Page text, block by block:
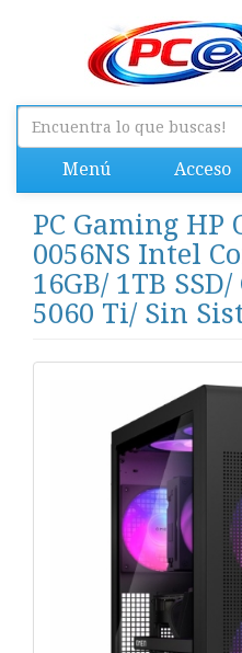
Menú Acceso
PC Gaming HP
0056NS Intel
16GB/ 1TB
5060 Ti/ Sin